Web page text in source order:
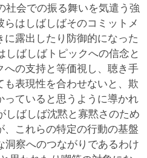
社会での振る舞いを気遣う強
はしばしばそのコミットメ
露出したり防御的になった
しばしばトピックへの信念と
の支持と等価視し、聴き手
表現性を合わせないと、欺
ていると思うように導かれ
しばしば沈黙と寡黙さのため
、これらの特定の行動の基盤
察へのつながりであるわけ